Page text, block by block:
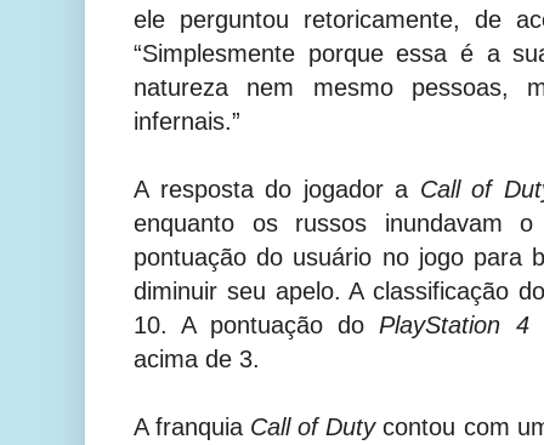
ele perguntou retoricamente, de
“Simplesmente porque essa é a
natureza nem mesmo pessoas,
infernais.”
A resposta do jogador a Call of
enquanto os russos inundavam
pontuação do usuário no jogo para
diminuir seu apelo. A classificação
10. A pontuação doPlayStation 4
acima de 3.
A franquia Call of Dutycontou com